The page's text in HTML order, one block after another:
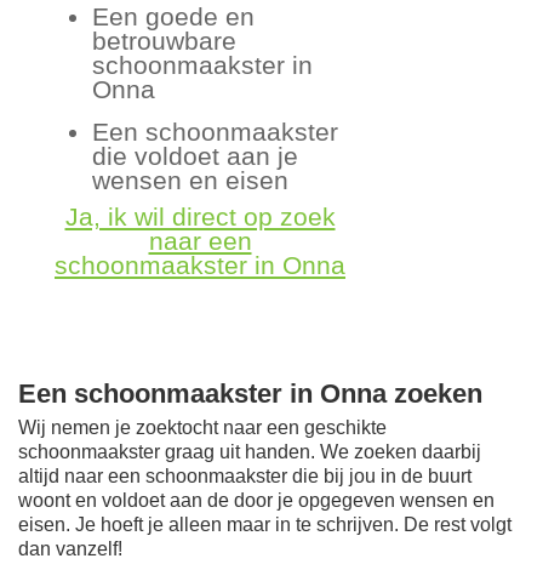
Een goede en
betrouwbare
schoonmaakster in
Onna
Een schoonmaakster
die voldoet aan je
wensen en eisen
Ja, ik wil direct op zoek
naar een
schoonmaakster in Onna
Een schoonmaakster in Onna zoeken
Wij nemen je zoektocht naar een geschikte
schoonmaakster graag uit handen. We zoeken daarbij
altijd naar een schoonmaakster die bij jou in de buurt
woont en voldoet aan de door je opgegeven wensen en
eisen. Je hoeft je alleen maar in te schrijven. De rest volgt
dan vanzelf!